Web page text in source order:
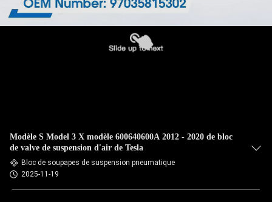
Modèle S Model 3 X modèle 600640600A 2012 - 2020 de bloc
de valve de suspension d'air de Tesla
Bloc de soupapes de suspension pneumatique
2025-11-19